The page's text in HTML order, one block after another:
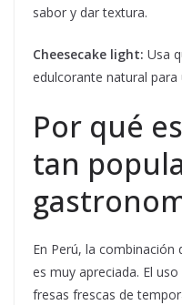
sabor y dar textura.
Cheesecake light: Usa
edulcorante natural para
Por qué
tan
En Perú, la
es muy apreciada. El
fresas frescas de